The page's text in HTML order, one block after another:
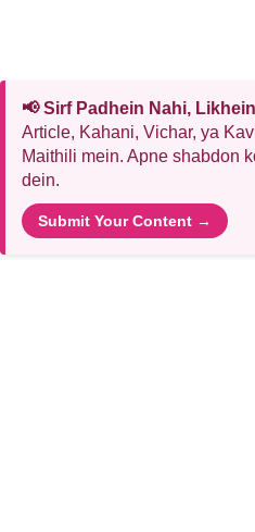
📢 Sirf Padhein Nahi,
Article, Kahani, Vichar, ya
Maithili mein. Apne shabdon
dein.
Submit Your Content →